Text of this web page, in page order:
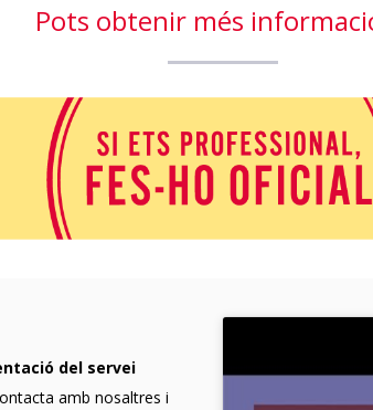
Pots obtenir més
del servei
amb nosaltres i